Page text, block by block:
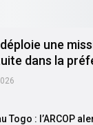
déploie une
dans la
Togo : l’ARCOP